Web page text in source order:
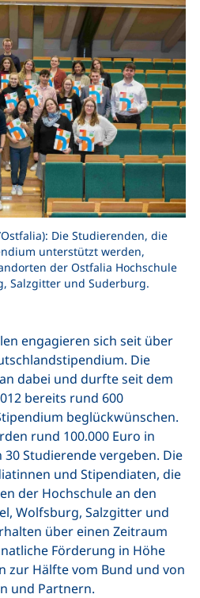
Die Studierenden, die
unterstützt werden,
der Ostfalia Hochschule
Salzgitter und Suderburg.
engagieren sich seit über
Die
dabei und durfte seit dem
bereits rund 600
beglückwünschen.
rund 100.000 Euro in
Studierende vergeben. Die
und Stipendiaten, die
der Hochschule an den
Wolfsburg, Salzgitter und
über einen Zeitraum
Förderung in Höhe
zur Hälfte vom Bund und von
und Partnern.